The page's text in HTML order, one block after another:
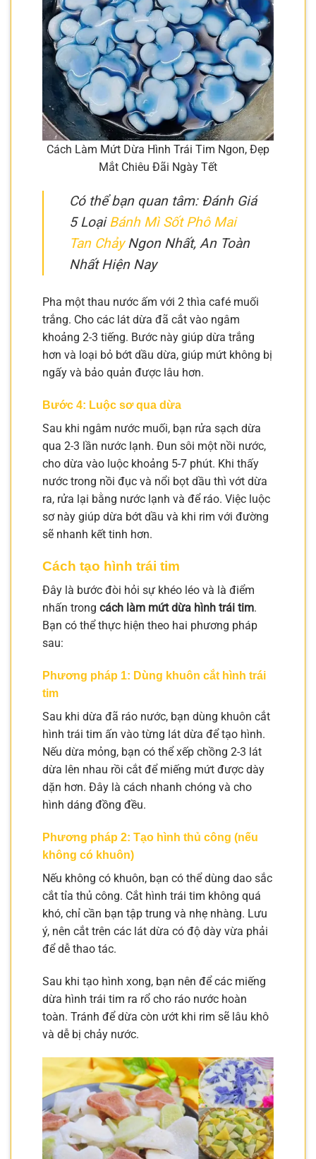
Cách Làm Mứt Dừa Hình Trái Tim Ngon, Đẹp
Mắt Chiêu Đãi Ngày Tết
Có thể bạn quan tâm: Đánh Giá
5 LoạiBánh Mì Sốt Phô Mai
Tan ChảyNgon Nhất, An Toàn
Nhất Hiện Nay
Pha một thau nước ấm với 2 thìa café muối
trắng. Cho các lát dừa đã cắt vào ngâm
khoảng 2-3 tiếng. Bước này giúp dừa trắng
hơn và loại bỏ bớt dầu dừa, giúp mứt không bị
ngấy và bảo quản được lâu hơn.
Bước 4: Luộc sơ qua dừa
Sau khi ngâm nước muối, bạn rửa sạch dừa
qua 2-3 lần nước lạnh. Đun sôi một nồi nước,
cho dừa vào luộc khoảng 5-7 phút. Khi thấy
nước trong nồi đục và nổi bọt dầu thì vớt dừa
ra, rửa lại bằng nước lạnh và để ráo. Việc luộc
sơ này giúp dừa bớt dầu và khi rim với đường
sẽ nhanh kết tinh hơn.
Cách tạo hình trái tim
Đây là bước đòi hỏi sự khéo léo và là điểm
nhấn trong cách làm mứt dừa hình trái tim.
Bạn có thể thực hiện theo hai phương pháp
sau:
Phương pháp 1: Dùng khuôn cắt hình trái
tim
Sau khi dừa đã ráo nước, bạn dùng khuôn cắt
hình trái tim ấn vào từng lát dừa để tạo hình.
Nếu dừa mỏng, bạn có thể xếp chồng 2-3 lát
dừa lên nhau rồi cắt để miếng mứt được dày
dặn hơn. Đây là cách nhanh chóng và cho
hình dáng đồng đều.
Phương pháp 2: Tạo hình thủ công (nếu
không có khuôn)
Nếu không có khuôn, bạn có thể dùng dao sắc
cắt tỉa thủ công. Cắt hình trái tim không quá
khó, chỉ cần bạn tập trung và nhẹ nhàng. Lưu
ý, nên cắt trên các lát dừa có độ dày vừa phải
để dễ thao tác.
Sau khi tạo hình xong, bạn nên để các miếng
dừa hình trái tim ra rổ cho ráo nước hoàn
toàn. Tránh để dừa còn ướt khi rim sẽ lâu khô
và dễ bị chảy nước.